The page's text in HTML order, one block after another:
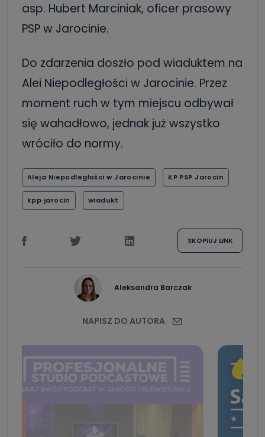
asp. Hubert Marciniak, oficer prasowy
PSP w Jarocinie.
Do zdarzenia doszło pod wiaduktem na
Alei Niepodległości w Jarocinie. Przez
moment ruch w tym miejscu odbywał
się wahadłowo, jednak już wszystko
wróciło do normy.
Aleja Niepodległości w Jarocinie KP PSP Jarocin
kpp jarocin wiadukt
SKOPIUJ LINK
Aleksandra Barczak
NAPISZ DO AUTORA